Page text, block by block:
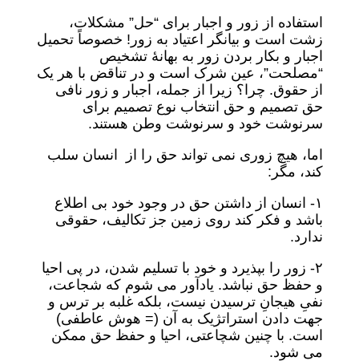
استفاده از زور و اجبار برای “حل” مشکلات،
زشت است و بیانگر اعتیاد به زور! خصوصاً تحمیل
اجبار و بکار بردن زور به بهانۀ تشخیص
“مصلحت”، عین شرک است و در تناقض با هر یک
از حقوق. چرا؟ زیرا از جمله، اجبار و زور نافی
حق تصمیم و حق انتخاب نوع تصمیم برای
سرنوشت خود و سرنوشت وطن هستند.
اما، هیچ زوری نمی تواند حق را از انسان سلب
کند، مگر:
۱- انسان از داشتن حق در وجود خود بی اطلاع
باشد و فکر کند روی زمین جز تکالیف، حقوقی
ندارد.
۲- زور را بپذیرد و خود با تسلیم شدن، در پی احیا
و‌ حفظ حق نباشد. یادآور می شوم که شجاعت،
نفیِ هیجانِ ترسیدن نیست، بلکه غلبه بر ترس و
جهت دادن استراتژیک به آن (= هوش عاطفی)
است. با چنین شچاعتی، احیا و حفظ حق ممکن
می شود.